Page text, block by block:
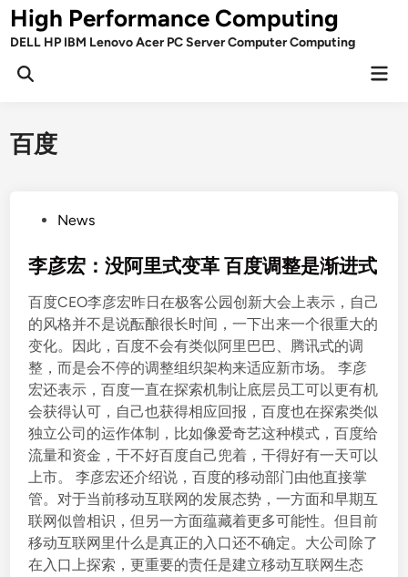
Skip
toHigh Performance Computing
DELL HP IBM Lenovo Acer PC Server Computer Computing
Open
百度
s
e
d
i
n
News
李彦宏：没阿里式变革 百度调整是渐进式
百度CEO李彦宏昨日在极客公园创新大会上表示，自己
的风格并不是说酝酿很长时间，一下出来一个很重大的
变化。因此，百度不会有类似阿里巴巴、腾讯式的调
整，而是会不停的调整组织架构来适应新市场。 李彦
宏还表示，百度一直在探索机制让底层员工可以更有机
会获得认可，自己也获得相应回报，百度也在探索类似
独立公司的运作体制，比如像爱奇艺这种模式，百度给
流量和资金，干不好百度自己兜着，干得好有一天可以
上市。 李彦宏还介绍说，百度的移动部门由他直接掌
管。对于当前移动互联网的发展态势，一方面和早期互
联网似曾相识，但另一方面蕴藏着更多可能性。但目前
移动互联网里什么是真正的入口还不确定。大公司除了
在入口上探索，更重要的责任是建立移动互联网生态